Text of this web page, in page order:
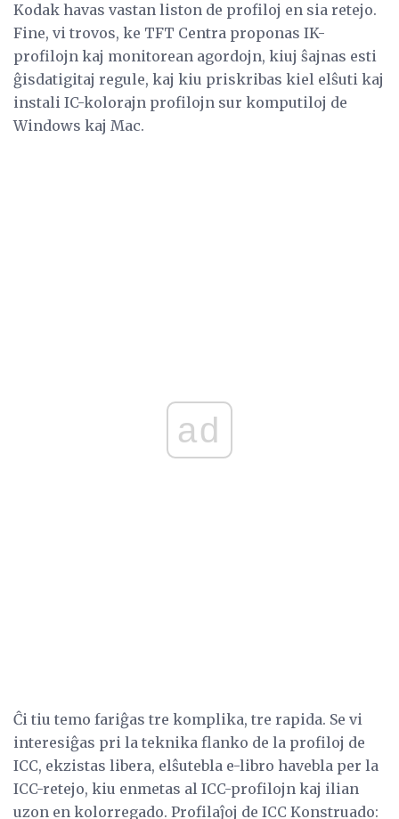
Kodak havas vastan liston de profiloj en sia retejo.
Fine, vi trovos, ke TFT Centra proponas IK-
profilojn kaj monitorean agordojn, kiuj ŝajnas esti
ĝisdatigitaj regule, kaj kiu priskribas kiel elŝuti kaj
instali IC-kolorajn profilojn sur komputiloj de
Windows kaj Mac.
ad
Ĉi tiu temo fariĝas tre komplika, tre rapida. Se vi
interesiĝas pri la teknika flanko de la profiloj de
ICC, ekzistas libera, elŝutebla e-libro havebla per la
ICC-retejo, kiu enmetas al ICC-profilojn kaj ilian
uzon en kolorregado. Profilaĵoj de ICC Konstruado: